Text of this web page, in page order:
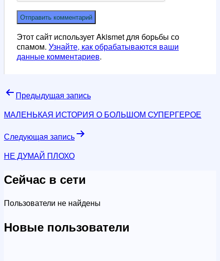
Этот сайт использует Akismet для борьбы со
спамом. Узнайте, как обрабатываются ваши
данные комментариев.
Навигация
по
Предыдущая запись
МАЛЕНЬКАЯ ИСТОРИЯ О БОЛЬШОМ СУПЕРГЕРОЕ
Следующая запись
НЕ ДУМАЙ ПЛОХО
Сейчас в сети
Пользователи не найдены
Новые пользователи